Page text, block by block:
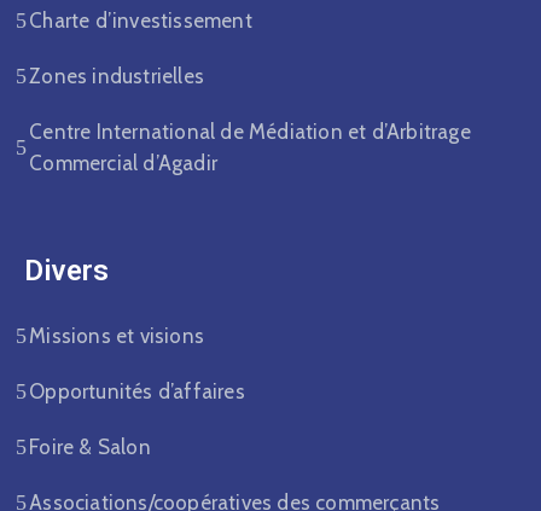
Charte d’investissement
Zones industrielles
Centre International de Médiation et d’Arbitrage
Commercial d’Agadir
Divers​
Missions et visions
Opportunités d’affaires
Foire & Salon
Associations/coopératives des commerçants